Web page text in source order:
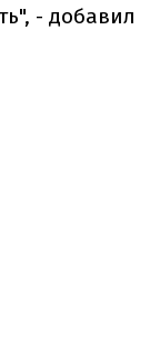
- добавил